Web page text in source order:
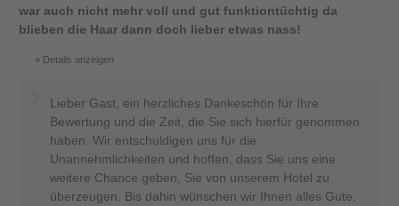
war auch nicht mehr voll und gut funktiontüchtig da
blieben die Haar dann doch lieber etwas nass!
Details anzeigen
Lieber Gast, ein herzliches Dankeschön für Ihre
Bewertung und die Zeit, die Sie sich hierfür genommen
haben. Wir entschuldigen uns für die
Unannehmlichkeiten und hoffen, dass Sie uns eine
weitere Chance geben, Sie von unserem Hotel zu
überzeugen. Bis dahin wünschen wir Ihnen alles Gute.